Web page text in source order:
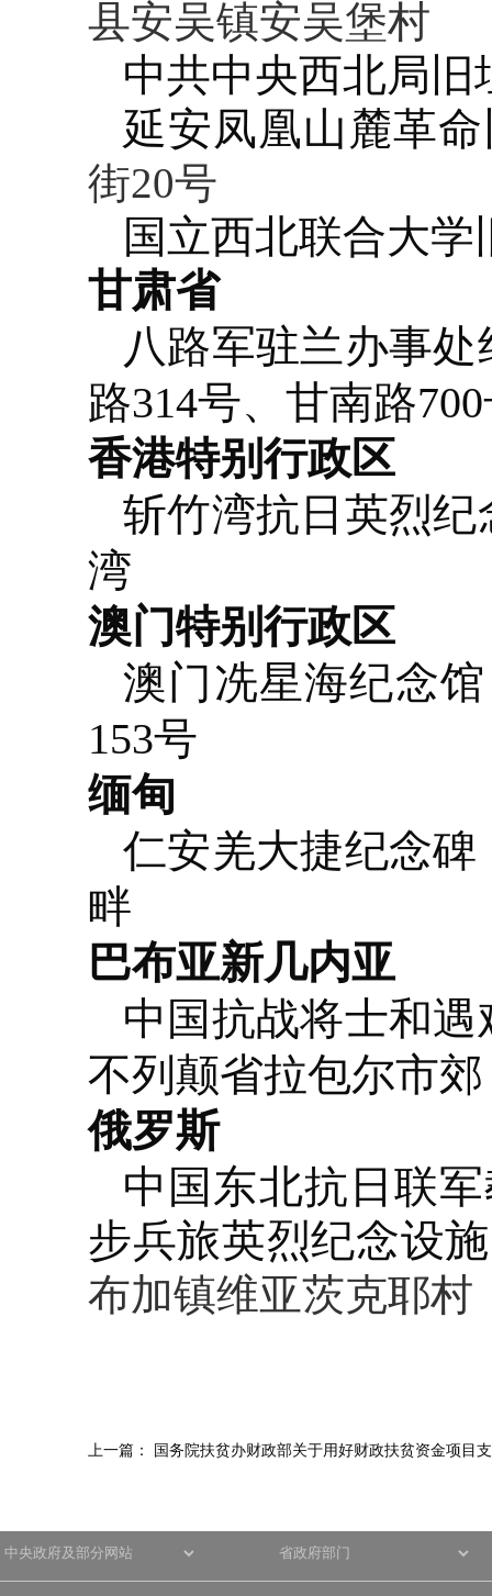
县安吴镇安吴堡村
中共中央西北局旧
延安凤凰山麓革
街20号
国立西北联合大学
甘肃省
八路军驻兰办事处
路314号、甘南路
香港特别行政区
斩竹湾抗日英烈纪
湾
澳门特别行政区
澳门冼星海纪念馆
153号
缅甸
仁安羌大捷纪念碑
畔
巴布亚新几内亚
中国抗战将士和
不列颠省拉包尔市郊
俄罗斯
中国东北抗日联
步兵旅英烈纪念设施
布加镇维亚茨克耶村
上一篇： 国务院扶贫办财政部关于用好财政扶贫资金项目